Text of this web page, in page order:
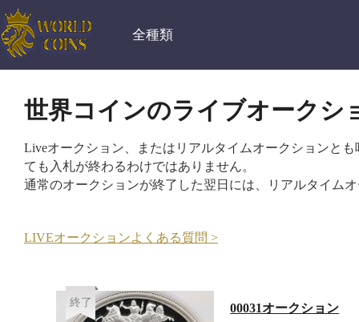
全種類
世界コインのライブオーク
Liveオークション、またはリアルタイムオークションと
ても入札が終わるわけではありません。
通常のオークションが終了した翌日には、リアルタイム
LIVEオークションよくある質問 >
終了 00031オークション